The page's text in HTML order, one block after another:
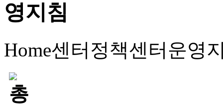
Home센터정책센터운영